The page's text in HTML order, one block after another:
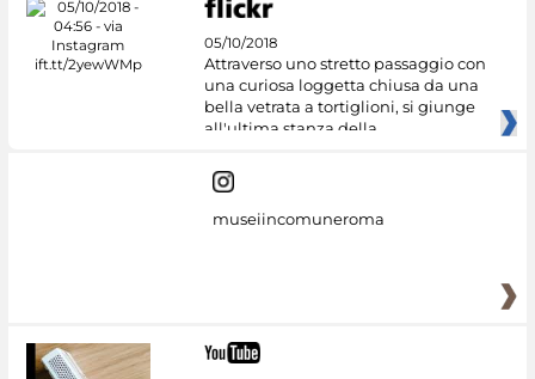
05/10/2018
Attraverso uno stretto passaggio con
una curiosa loggetta chiusa da una
bella vetrata a tortiglioni, si giunge
all'ultima stanza della
museiincomuneroma